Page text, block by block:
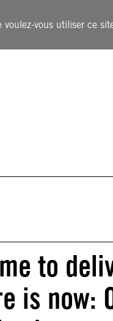
voulez-vous utiliser ce
to
is now: